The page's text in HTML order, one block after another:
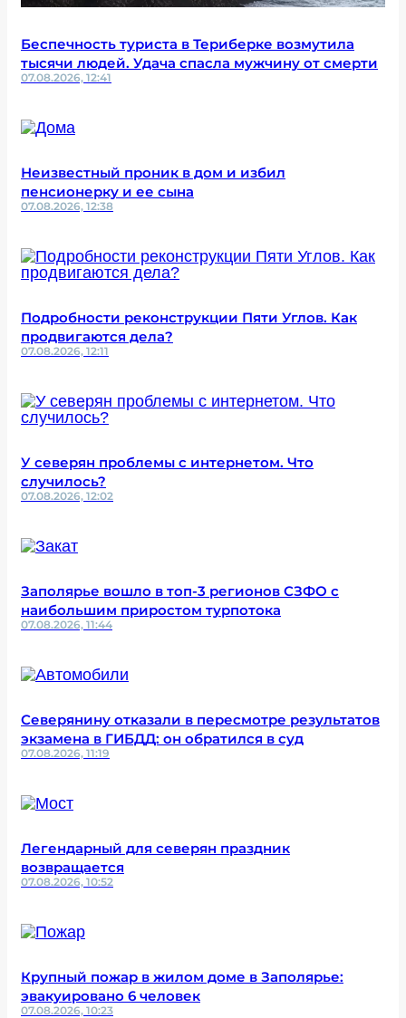
Беспечность туриста в Териберке возмутила
тысячи людей. Удача спасла мужчину от смерти
07.08.2026, 12:41
Неизвестный проник в дом и избил
пенсионерку и ее сына
07.08.2026, 12:38
Подробности реконструкции Пяти Углов. Как
продвигаются дела?
07.08.2026, 12:11
У северян проблемы с интернетом. Что
случилось?
07.08.2026, 12:02
Заполярье вошло в топ-3 регионов СЗФО с
наибольшим приростом турпотока
07.08.2026, 11:44
Северянину отказали в пересмотре результатов
экзамена в ГИБДД: он обратился в суд
07.08.2026, 11:19
Легендарный для северян праздник
возвращается
07.08.2026, 10:52
Крупный пожар в жилом доме в Заполярье:
эвакуировано 6 человек
07.08.2026, 10:23